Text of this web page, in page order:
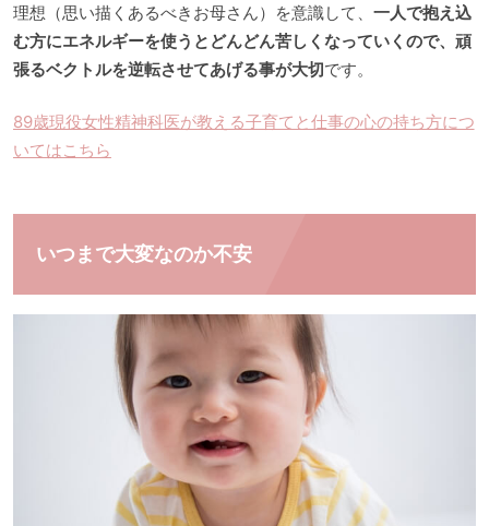
理想（思い描くあるべきお母さん）を意識して、 一人で抱え込
む方にエネルギーを使うとどんどん苦しくなっていくので、頑
張るベクトルを逆転させてあげる事が大切です。
89歳現役女性精神科医が教える子育てと仕事の心の持ち方につ
いてはこちら
いつまで大変なのか不安